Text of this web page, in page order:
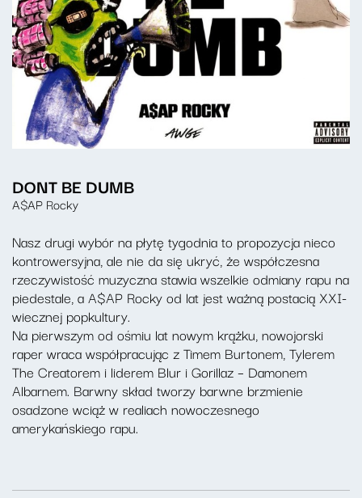
DONT BE DUMB
A$AP Rocky
Nasz drugi wybór na płytę tygodnia to propozycja nieco
kontrowersyjna, ale nie da się ukryć, że współczesna
rzeczywistość muzyczna stawia wszelkie odmiany rapu na
piedestale, a A$AP Rocky od lat jest ważną postacią XXI-
wiecznej popkultury.
Na pierwszym od ośmiu lat nowym krążku, nowojorski
raper wraca współpracując z Timem Burtonem, Tylerem
The Creatorem i liderem Blur i Gorillaz – Damonem
Albarnem. Barwny skład tworzy barwne brzmienie
osadzone wciąż w realiach nowoczesnego
amerykańskiego rapu.